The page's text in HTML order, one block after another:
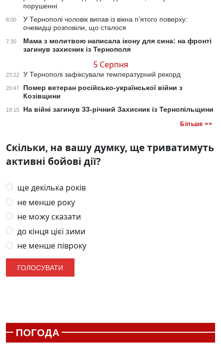
порушенні
8:00
У Тернополі чоловік випав із вікна п’ятого поверху:
очевидці розповіли, що сталося
7:30
Мама з молитвою написала ікону для сина: на фронті
загинув захисник із Тернополя
5 Серпня
23:22 У Тернополі зафіксували температурний рекорд
20:47
Помер ветеран російсько-української війни з
Козівщини
19:15 На війні загинув 33-річний Захисник із Тернопільщини
Більше >>
Скільки, на вашу думку, ще триватимуть
активні бойові дії?
ще декілька років
не менше року
не можу сказати
до кінця цієї зими
не менше півроку
ПОГОДА